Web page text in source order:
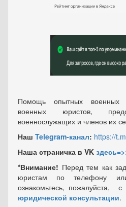
Помощь опытных военных
военных юристов,
военнослужащих и членов их
Наш Telegram-канал: https://
Наша страничка в VK
*Внимание! Перед тем как
юристам по телефону
ознакомьтесь, пожалуйста, с
юридической консультации.